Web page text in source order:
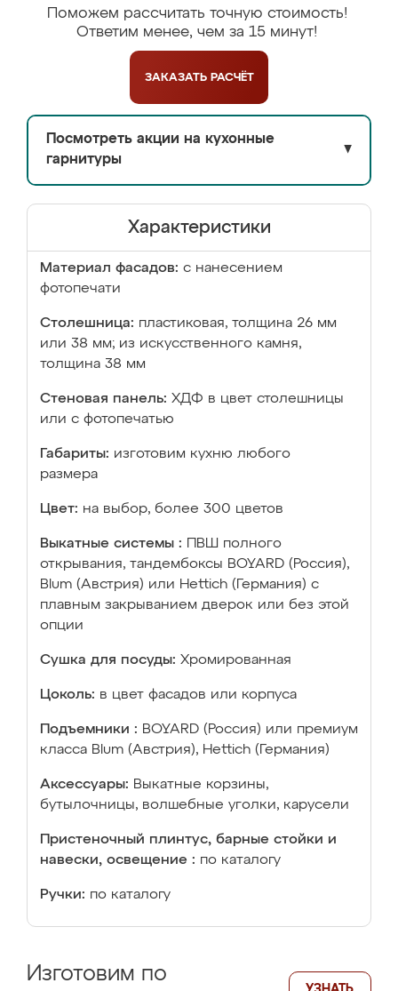
Поможем рассчитать точную стоимость!
Ответим менее, чем за 15 минут!
ЗАКАЗАТЬ РАСЧЁТ
Посмотреть акции на кухонные
гарнитуры
▼
Характеристики
Материал фасадов: с нанесением
фотопечати
Столешница: пластиковая, толщина 26 мм
или 38 мм; из искусственного камня,
толщина 38 мм
Стеновая панель: ХДФ в цвет столешницы
или с фотопечатью
Габариты: изготовим кухню любого
размера
Цвет: на выбор, более 300 цветов
Выкатные системы :
ПВШ полного
открывания, тандембоксы BOYARD (Россия),
Blum (Австрия) или Hettich (Германия) с
плавным закрыванием дверок или без этой
опции
Сушка для посуды: Хромированная
Цоколь: в цвет фасадов или корпуса
Подъемники : BOYARD (Россия) или премиум
класса Blum (Австрия), Hettich (Германия)
Аксессуары: Выкатные корзины,
бутылочницы, волшебные уголки, карусели
Пристеночный плинтус, барные стойки и
навески, освещение : по каталогу
Ручки: по каталогу
Изготовим по